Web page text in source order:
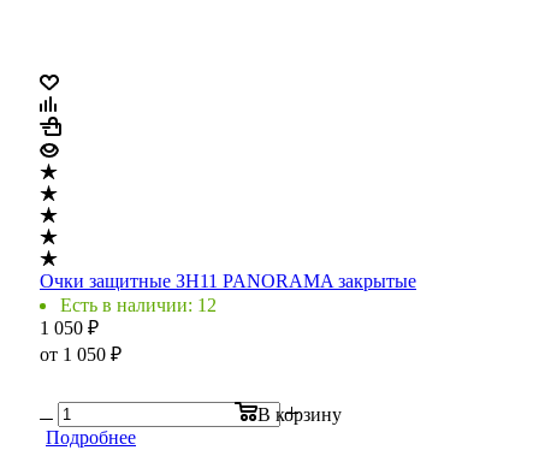
Очки защитные ЗН11 PANORAMA закрытые
Есть в наличии: 12
1 050 ₽
от 1 050 ₽
В корзину
Подробнее